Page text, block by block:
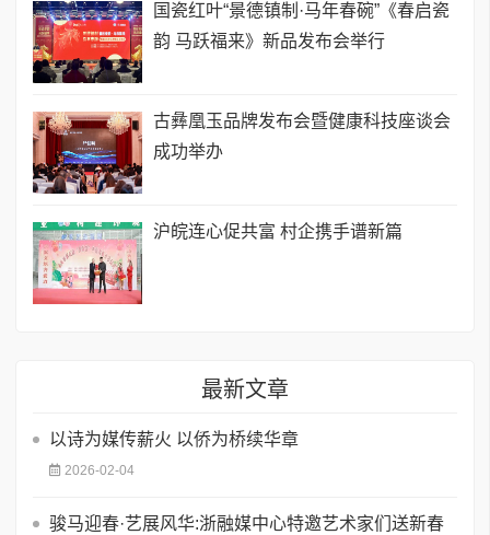
国瓷红叶“景德镇制·马年春碗”《春启瓷
韵 马跃福来》新品发布会举行
古彝凰玉品牌发布会暨健康科技座谈会
成功举办
沪皖连心促共富 村企携手谱新篇
最新文章
以诗为媒传薪火 以侨为桥续华章
2026-02-04
骏马迎春·艺展风华:浙融媒中心特邀艺术家们送新春